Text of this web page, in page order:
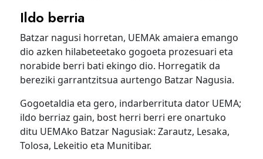
Ildo berria
Batzar nagusi horretan, UEMAk amaiera emango
dio azken hilabeteetako gogoeta prozesuari eta
norabide berri bati ekingo dio. Horregatik da
bereziki garrantzitsua aurtengo Batzar Nagusia.
Gogoetaldia eta gero, indarberrituta dator UEMA;
ildo berriaz gain, bost herri berri ere onartuko
ditu UEMAko Batzar Nagusiak: Zarautz, Lesaka,
Tolosa, Lekeitio eta Munitibar.